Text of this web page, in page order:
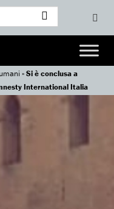
»Si è conclusa a
International Italia